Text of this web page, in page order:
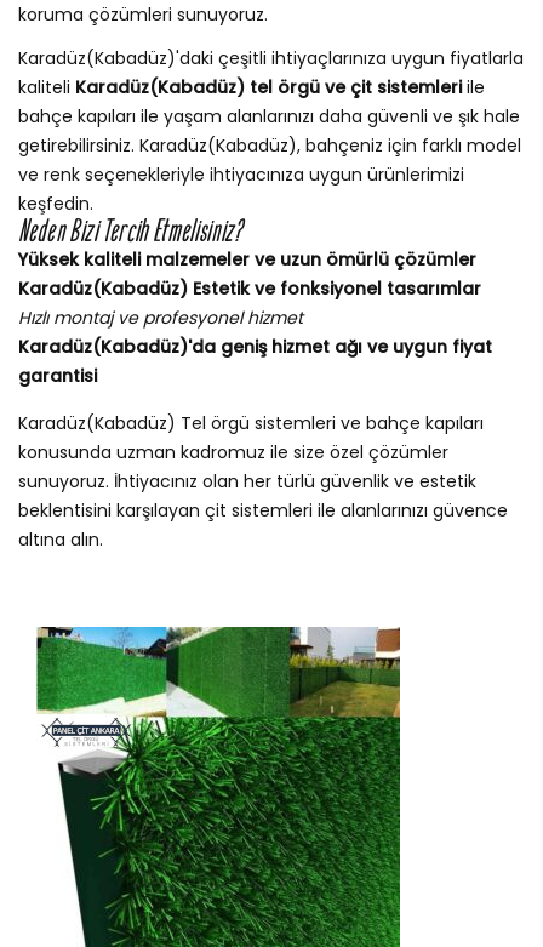
koruma çözümleri sunuyoruz.
Karadüz(Kabadüz)'daki çeşitli ihtiyaçlarınıza uygun fiyatlarla
kaliteli Karadüz(Kabadüz) tel örgü ve çit sistemleriile
bahçe kapıları ile yaşam alanlarınızı daha güvenli ve şık hale
getirebilirsiniz. Karadüz(Kabadüz), bahçeniz için farklı model
ve renk seçenekleriyle ihtiyacınıza uygun ürünlerimizi
keşfedin.
Neden Bizi Tercih Etmelisiniz?
Yüksek kaliteli malzemeler ve uzun ömürlü çözümler
Karadüz(Kabadüz) Estetik ve fonksiyonel tasarımlar
Hızlı montaj ve profesyonel hizmet
Karadüz(Kabadüz)'da geniş hizmet ağı ve uygun fiyat
garantisi
Karadüz(Kabadüz) Tel örgü sistemleri ve bahçe kapıları
konusunda uzman kadromuz ile size özel çözümler
sunuyoruz. İhtiyacınız olan her türlü güvenlik ve estetik
beklentisini karşılayan çit sistemleri ile alanlarınızı güvence
altına alın.